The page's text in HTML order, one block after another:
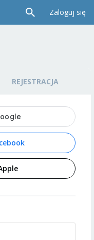
Zaloguj się
REJESTRACJA